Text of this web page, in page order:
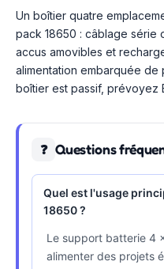
Un boîtier quatre
pack 18650 : câblage série
accus amovibles et
alimentation embarquée de
boîtier est passif, prévoyez
❓ Questions
Quel est l'usage
18650 ?
Le support batterie 4
alimenter des projets